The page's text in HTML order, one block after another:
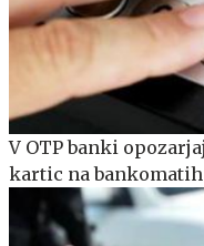
V OTP banki
kartic na bankomatih